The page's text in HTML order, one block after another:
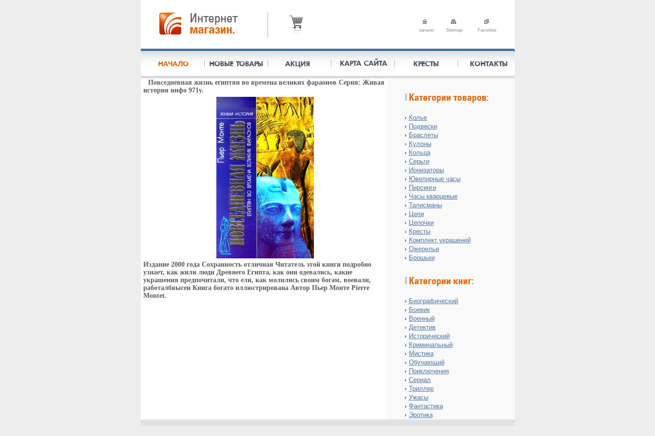
начало Sitemap Favorites
Повседневная жизнь египтян во времена великих фараонов Серия: Живая
история инфо 971y.
Издание 2000 года Сохранность отличная Читатель этой книги подробно
узнает, как жили люди Древнего Египта, как они одевались, какие
украшения предпочитали, что ели, как молились своим богам, воевали,
работалбяысеи Книга богато иллюстрирована Автор Пьер Монте Pierre
Montet.
Колье
Подвески
Браслеты
Кулоны
Кольца
Серьги
Ионизаторы
Ювелирные часы
Пирсинги
Часы кварцевые
Талисманы
Цепи
Цепочки
Кресты
Комплект украшений
Ожерелье
Брошьки
Биографический
Боевик
Военный
Детектив
Исторический
Криминальный
Мистика
Обучающий
Приключения
Сериал
Триллер
Ужасы
Фантастика
Эротика